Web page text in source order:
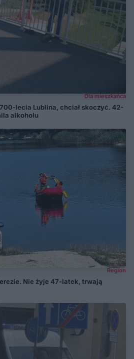
Dla mieszkańca
lecia Lublina, chciał skoczyć. 42-
alkoholu
Region
Nie żyje 47-latek, trwają